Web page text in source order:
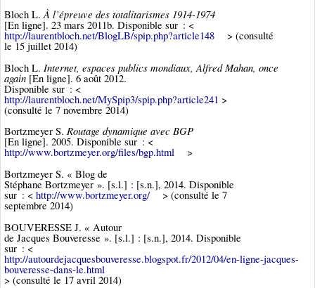
Bloch L. À l’épreuve des totalitarismes 1914-1974
[En ligne]. 23 mars 2011b. Disponible sur : <
http://laurentbloch.net/BlogLB/spip.php?article148 > (consulté
le 15 juillet 2014)
Bloch L. Internet, espaces publics mondiaux, Alfred Mahan, once
again [En ligne]. 6 août 2012.
Disponible sur : <
http://laurentbloch.net/MySpip3/spip.php?article241 >
(consulté le 7 novembre 2014)
Bortzmeyer S. Routage dynamique avec BGP
[En ligne]. 2005. Disponible sur : <
http://www.bortzmeyer.org/files/bgp.html
>
Bortzmeyer S. « Blog de
Stéphane Bortzmeyer ». [s.l.] : [s.n.], 2014. Disponible
sur : < http://www.bortzmeyer.org/ > (consulté le 7
septembre 2014)
BOUVERESSE J. « Autour
de Jacques Bouveresse ». [s.l.] : [s.n.], 2014. Disponible
sur : <
http://autourdejacquesbouveresse.blogspot.fr/2012/04/en-ligne-jacques-
bouveresse-dans-le.html
> (consulté le 17 avril 2014)